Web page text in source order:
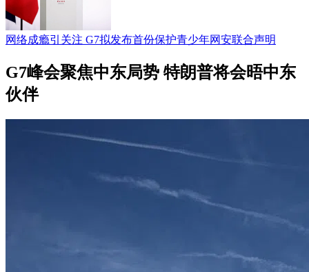
网络成瘾引关注 G7拟发布首份保护青少年网安联合声明
G7峰会聚焦中东局势 特朗普将会晤中东
伙伴